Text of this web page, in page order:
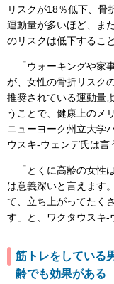
リスクが18％低下、骨
運動量が多いほど、ま
のリスクは低下するこ
「ウォーキングや家
が、女性の骨折リスク
推奨されている運動量
うことで、健康上のメ
ニューヨーク州立大学
ウスキ-ウェンデ氏は言
「とくに高齢の女性
は意義深いと言えます
て、立ち上がってたく
す」と、ワクタウスキ-
筋トレをしている
齢でも効果がある